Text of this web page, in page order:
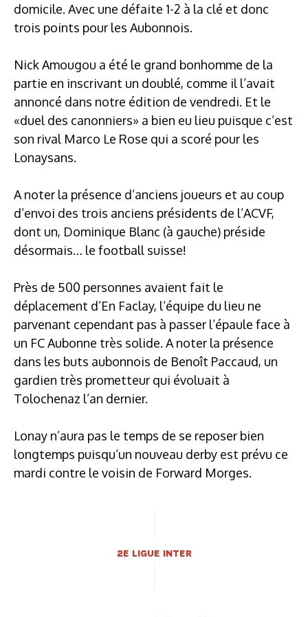
domicile. Avec une défaite 1-2 à la clé et donc
trois points pour les Aubonnois.
Nick Amougou a été le grand bonhomme de la
partie en inscrivant un doublé, comme il l’avait
annoncé dans notre édition de vendredi. Et le
«duel des canonniers» a bien eu lieu puisque c’est
son rival Marco Le Rose qui a scoré pour les
Lonaysans.
A noter la présence d’anciens joueurs et au coup
d’envoi des trois anciens présidents de l’ACVF,
dont un, Dominique Blanc (à gauche) préside
désormais… le football suisse!
Près de 500 personnes avaient fait le
déplacement d’En Faclay, l’équipe du lieu ne
parvenant cependant pas à passer l’épaule face à
un FC Aubonne très solide. A noter la présence
dans les buts aubonnois de Benoît Paccaud, un
gardien très prometteur qui évoluait à
Tolochenaz l’an dernier.
Lonay n’aura pas le temps de se reposer bien
longtemps puisqu’un nouveau derby est prévu ce
mardi contre le voisin de Forward Morges.
2E LIGUE INTER